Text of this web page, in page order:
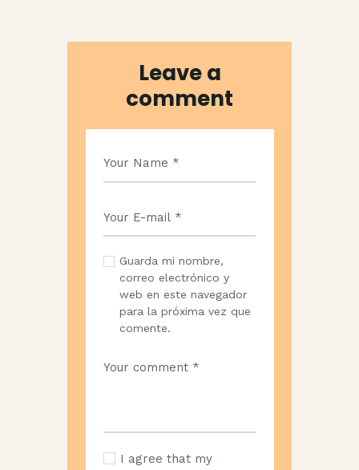
Leave a
comment
Guarda mi nombre,
correo electrónico y
web en este navegador
para la próxima vez que
comente.
I agree that my